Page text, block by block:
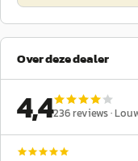
Over deze dealer
4,4236reviews ·